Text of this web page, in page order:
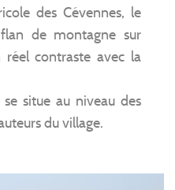
des Cévennes, le
de montagne sur
réel contraste avec la
se situe au niveau des
du village.